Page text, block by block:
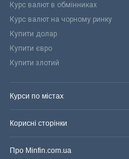
Курс валют в обмінниках
Курс валют на чорному ринку
Купити долар
Купити євро
Купити злотий
Курси по містах
Корисні сторінки
Про Minfin.com.ua